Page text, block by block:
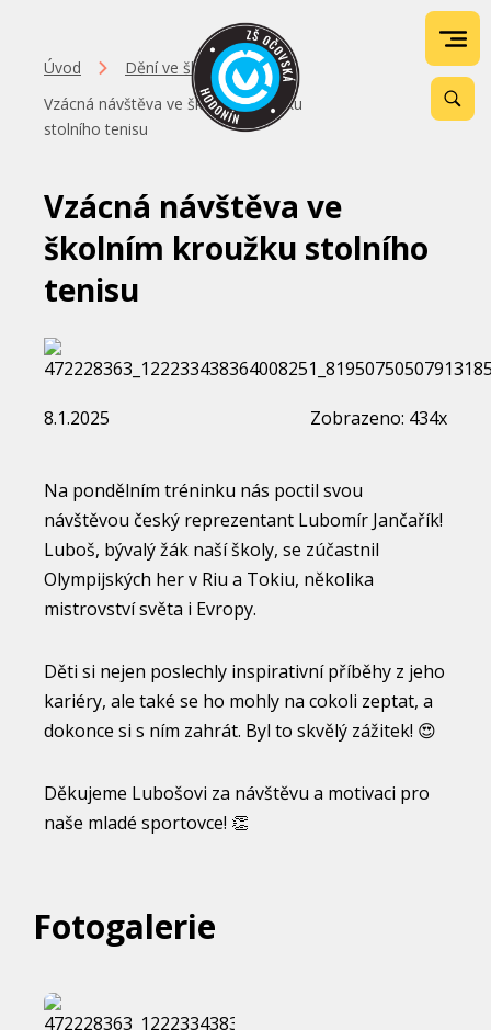
Úvod
Dění ve škole
Vzácná návštěva ve školním kroužku
stolního tenisu
Vzácná návštěva ve
školním kroužku stolního
tenisu
8.1.2025 Zobrazeno: 434x
Na pondělním tréninku nás poctil svou
návštěvou český reprezentant Lubomír Jančařík!
Luboš, bývalý žák naší školy, se zúčastnil
Olympijských her v Riu a Tokiu, několika
mistrovství světa i Evropy.
Děti si nejen poslechly inspirativní příběhy z jeho
kariéry, ale také se ho mohly na cokoli zeptat, a
dokonce si s ním zahrát. Byl to skvělý zážitek! 😍
Děkujeme Lubošovi za návštěvu a motivaci pro
naše mladé sportovce! 👏
Fotogalerie